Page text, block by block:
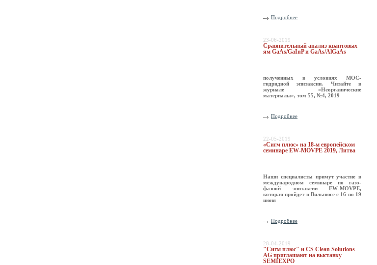
Подробнее
23-06-2019
Сравнительный анализ квантовых
ям GaAs/GaInP и GaAs/AlGaAs
полученных в условиях МОС-
гидридной эпитаксии. Читайте в
журнале «Неорганические
материалы», том 55, №4, 2019
Подробнее
22-05-2019
«Сигм плюс» на 18-м европейском
семинаре EW-MOVPE 2019, Литва
Наши специалисты примут участие в
международном семинаре по газо-
фазной эпитаксии EW-MOVPE,
которая пройдет в Вильнюсе с 16 по 19
июня
Подробнее
28-04-2019
"Сигм плюс" и CS Clean Solutions
AG приглашают на выставку
SEMIEXPO